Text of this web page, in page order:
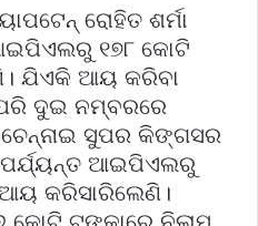
ରୋହିତ ଶର୍ମା
୧୭୮ କୋଟି
ଯିଏକି ଆୟ କରିବା
ଦୁଇ ନମ୍ବରରେ
ସୁପର କିଙ୍ଗସର
ଆଇପିଏଲରୁ
କରିସାରିଲେଣି।